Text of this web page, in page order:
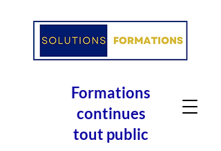
Formations
continues
tout public